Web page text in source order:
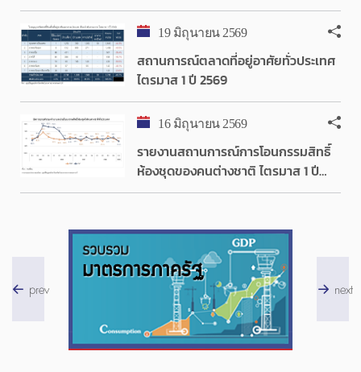
19 มิถุนายน 2569
สถานการณ์ตลาดที่อยู่อาศัยทั่วประเทศ
ไตรมาส 1 ปี 2569
16 มิถุนายน 2569
รายงานสถานการณ์การโอนกรรมสิทธิ์
ห้องชุดของคนต่างชาติ ไตรมาส 1 ปี
2569
ดูรายละเอียด
prev next